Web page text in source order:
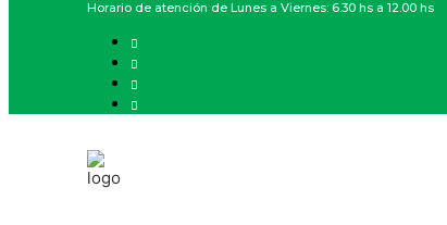
Horario de atención de Lunes a Viernes: 6.30 hs a 12.00 hs